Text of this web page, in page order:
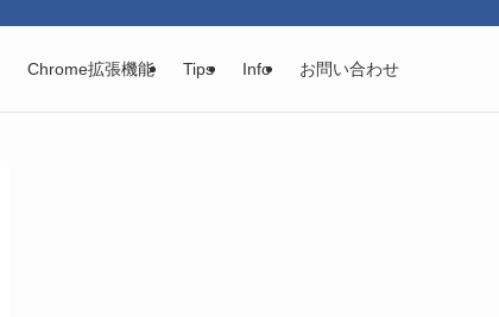
Chrome拡張機能 Tips Info お問い合わせ